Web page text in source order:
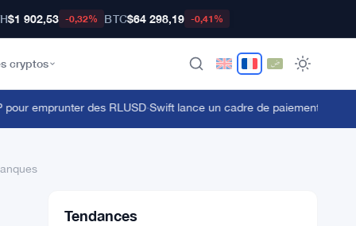
$1 902,53 -0,32% BTC$64 298,19 -0,41%
cryptos
emprunter des RLUSD·Swift lance un cadre de paiement
Tendances